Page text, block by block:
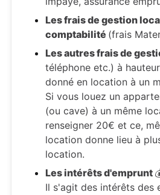
Les frais de gestion
comptabilité (frais
Les autres frais de
téléphone etc.) à
donné en location à un
Si vous louez un
(ou cave) à un même
renseigner 20€ et ce,
location donne lieu à
location.
Les intérêts d'emprunt
Il s'agit des intérêts des